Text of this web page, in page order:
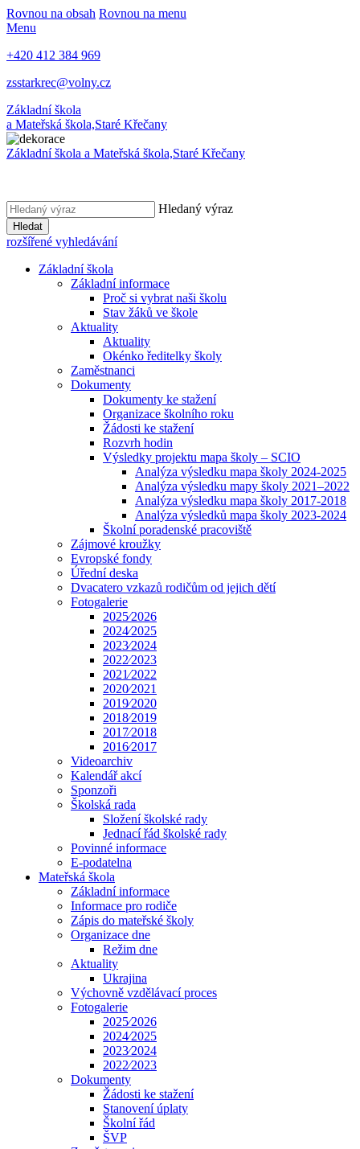
Rovnou na obsah Rovnou na menu
Menu
+420 412 384 969
zsstarkrec@volny.cz
Základní škola
a Mateřská škola,Staré Křečany
Základní škola a Mateřská škola,Staré Křečany
Hledaný výraz
Hledat
rozšířené vyhledávání
Základní škola
Základní informace
Proč si vybrat naši školu
Stav žáků ve škole
Aktuality
Aktuality
Okénko ředitelky školy
Zaměstnanci
Dokumenty
Dokumenty ke stažení
Organizace školního roku
Žádosti ke stažení
Rozvrh hodin
Výsledky projektu mapa školy – SCIO
Analýza výsledku mapa školy 2024-2025
Analýza výsledku mapy školy 2021–2022
Analýza výsledku mapa školy 2017-2018
Analýza výsledků mapa školy 2023-2024
Školní poradenské pracoviště
Zájmové kroužky
Evropské fondy
Úřední deska
Dvacatero vzkazů rodičům od jejich dětí
Fotogalerie
2025⁄2026
2024⁄2025
2023⁄2024
2022⁄2023
2021⁄2022
2020⁄2021
2019⁄2020
2018⁄2019
2017⁄2018
2016⁄2017
Videoarchiv
Kalendář akcí
Sponzoři
Školská rada
Složení školské rady
Jednací řád školské rady
Povinné informace
E-podatelna
Mateřská škola
Základní informace
Informace pro rodiče
Zápis do mateřské školy
Organizace dne
Režim dne
Aktuality
Ukrajina
Výchovně vzdělávací proces
Fotogalerie
2025⁄2026
2024⁄2025
2023⁄2024
2022⁄2023
Dokumenty
Žádosti ke stažení
Stanovení úplaty
Školní řád
ŠVP